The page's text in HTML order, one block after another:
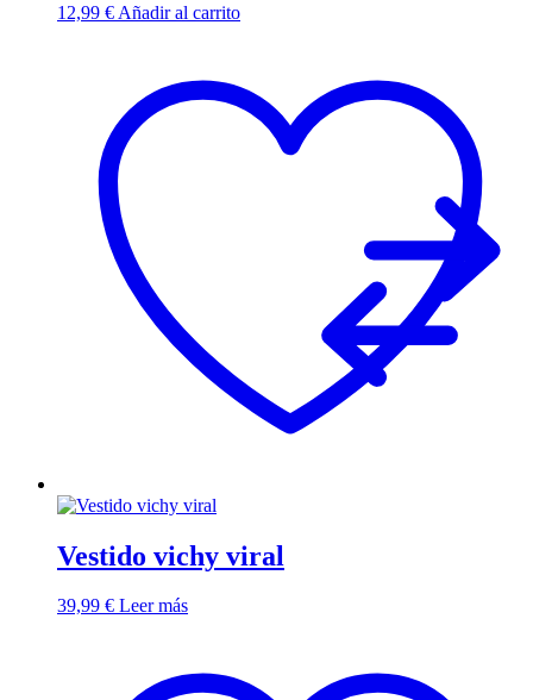
12,99 € Añadir al carrito
Vestido vichy viral
39,99 € Leer más